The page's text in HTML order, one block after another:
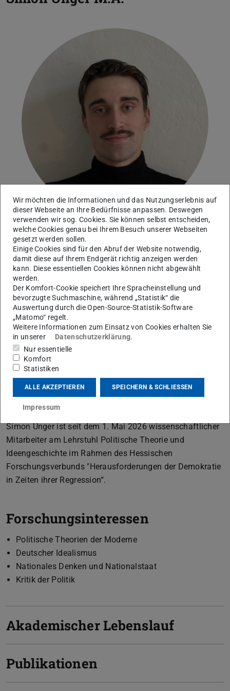
Wissenschaftlicher Mitarbeiter
Arbeitsgebiet(e)
Politische Theorie und Ideengeschichte
Kontakt
unger@pg.tu-...
S3 |12 539
Residenzschloss 1
64283 Darmstadt
Simon Unger ist seit dem 1. Mai 2026 wissenschaftlicher
Mitarbeiter am Lehrstuhl Politische Theorie und
Ideengeschichte im Rahmen des Hessischen
Forschungsverbunds "Herausforderungen der Demokratie
in Zeiten ihrer Regression“.
Forschungsinteressen
Politische Theorien der Moderne
Deutscher Idealismus
Nationales Denken und Nationalstaat
Kritik der Politik
Akademischer Lebenslauf
Publikationen
Wir möchten die Informationen und das Nutzungserlebnis auf
dieser Webseite an Ihre Bedürfnisse anpassen. Deswegen
verwenden wir sog. Cookies. Sie können selbst entscheiden,
welche Cookies genau bei Ihrem Besuch unserer Webseiten
gesetzt werden sollen.
Einige Cookies sind für den Abruf der Website notwendig,
damit diese auf Ihrem Endgerät richtig anzeigen werden
kann. Diese essentiellen Cookies können nicht abgewählt
werden.
Der Komfort-Cookie speichert Ihre Spracheinstellung und
bevorzugte Suchmaschine, während „Statistik“ die
Auswertung durch die Open-Source-Statistik-Software
„Matomo“ regelt.
Weitere Informationen zum Einsatz von Cookies erhalten Sie
in unserer
Datenschutzerklärung.
Nur essentielle
Komfort
Statistiken
ALLE AKZEPTIEREN SPEICHERN & SCHLIESSEN
Impressum